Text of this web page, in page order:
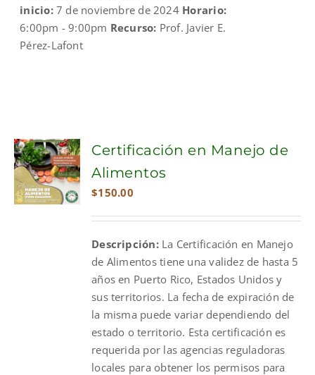
inicio: 7 de noviembre de 2024 Horario:
6:00pm - 9:00pm Recurso: Prof. Javier E.
Pérez-Lafont
ADD TO
CART
Certificación en Manejo de
Alimentos
$150.00
Descripción: La Certificación en Manejo
de Alimentos tiene una validez de hasta 5
años en Puerto Rico, Estados Unidos y
sus territorios. La fecha de expiración de
la misma puede variar dependiendo del
estado o territorio. Esta certificación es
requerida por las agencias reguladoras
locales para obtener los permisos para